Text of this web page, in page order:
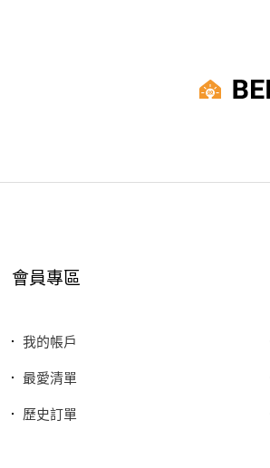
會員專區
我的帳戶
最愛清單
歷史訂單